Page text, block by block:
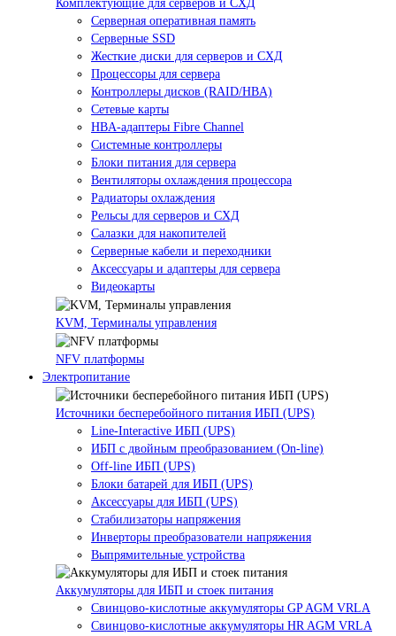
Комплектующие для серверов и СХД
Серверная оперативная память
Серверные SSD
Жесткие диски для серверов и СХД
Процессоры для сервера
Контроллеры дисков (RAID/HBA)
Сетевые карты
HBA-адаптеры Fibre Channel
Системные контроллеры
Блоки питания для сервера
Вентиляторы охлаждения процессора
Радиаторы охлаждения
Рельсы для серверов и СХД
Салазки для накопителей
Серверные кабели и переходники
Аксессуары и адаптеры для сервера
Видеокарты
KVM, Терминалы управления
NFV платформы
Электропитание
Источники бесперебойного питания ИБП (UPS)
Line-Interactive ИБП (UPS)
ИБП с двойным преобразованием (On-line)
Off-line ИБП (UPS)
Блоки батарей для ИБП (UPS)
Аксессуары для ИБП (UPS)
Стабилизаторы напряжения
Инверторы преобразователи напряжения
Выпрямительные устройства
Аккумуляторы для ИБП и стоек питания
Свинцово-кислотные аккумуляторы GP AGM VRLA
Свинцово-кислотные аккумуляторы HR AGM VRLA